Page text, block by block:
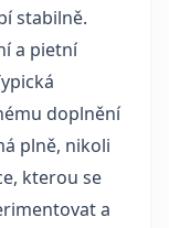
stabilně.
a pietní
doplnění
plně, nikoli
kterou se
a